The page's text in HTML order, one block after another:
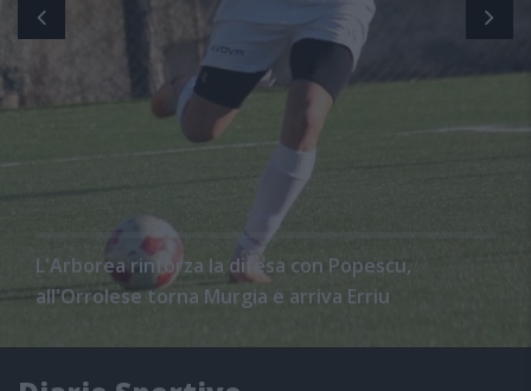
L'Arborea rinforza la difesa con Popescu,
all'Orrolese torna Murgia e arriva Erriu